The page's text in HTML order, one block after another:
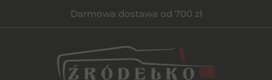
Darmowa dostawa od 700 zł